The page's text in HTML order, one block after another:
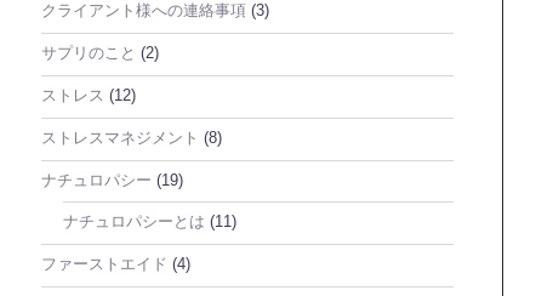
クライアント様への連絡事項 (3)
サプリのこと (2)
ストレス (12)
ストレスマネジメント (8)
ナチュロパシー (19)
ナチュロパシーとは (11)
ファーストエイド (4)